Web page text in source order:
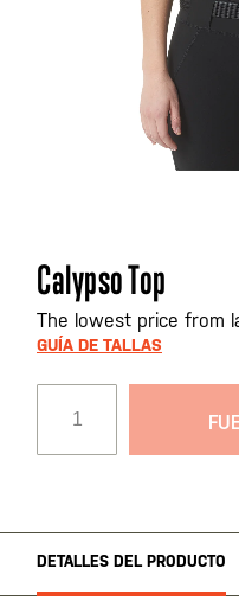
Saltar
al
comienzo
de
imágenes
Calypso Top
The lowest price from
GUÍA DE TALLAS
DETALLES DEL PRODUCTO